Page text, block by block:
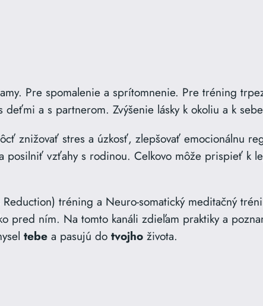
Pre spomalenie a sprítomnenie. Pre tréning
a s partnerom. Zvýšenie lásky k okoliu a k
znižovať stres a úzkosť, zlepšovať emocionálnu
vzťahy s rodinou. Celkovo môže prispieť k
tréning a Neuro-somatický meditačný
pred ním. Na tomto kanáli zdieľam praktiky a
tebe a pasujú do tvojho života.